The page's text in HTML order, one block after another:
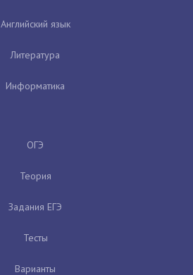
Английский язык
Литература
Информатика
ОГЭ
Теория
Задания ЕГЭ
Тесты
Варианты